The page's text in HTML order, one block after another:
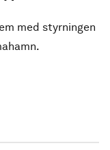
med styrningen